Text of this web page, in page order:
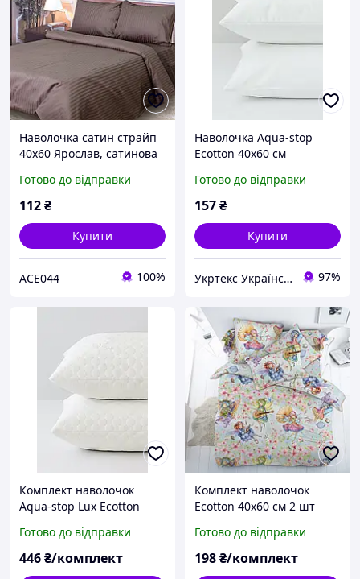
Наволочка сатин страйп
40х60 Ярослав, сатинова
Готово до відправки
112₴
Купити
ACE044 100%
Наволочка Аqua-stop
Ecotton 40х60 см
блискавці біла
Готово до відправки
157₴
Купити
Укртекс Український текстиль від Харківського виробника 97%
Комплект наволочок
Аqua-stop Lux Ecotton
водонепроникний на
блискавці білий
Готово до відправки
446₴/комплект
Комплект наволочок
Ecotton 40х60 см 2 шт
рожево-блакитний
Готово до відправки
198₴/комплект